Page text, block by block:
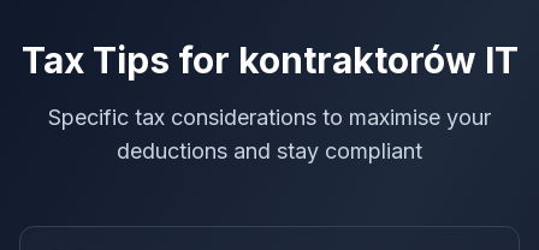
Tax Tips for kontraktorów IT
Specific tax considerations to maximise your
deductions and stay compliant